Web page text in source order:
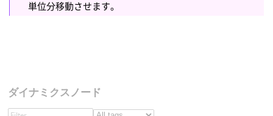
単位分移動させます。
ダイナミクスノード